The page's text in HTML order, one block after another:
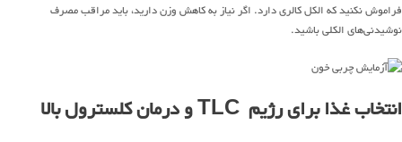
فراموش نکنید که الکل کالری دارد. اگر نیاز به کاهش وزن دارید، باید مراقب مصرف
نوشیدنی‌های الکلی باشید.
انتخاب غذا برای رژیم TLC و درمان کلسترول بالا